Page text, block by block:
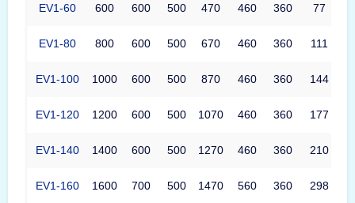
EV1-60 600 600 500 470 460 360 77
EV1-80 800 600 500 670 460 360 111
EV1-100 1000 600 500 870 460 360 144
EV1-120 1200 600 500 1070 460 360 177
EV1-140 1400 600 500 1270 460 360 210
EV1-160 1600 700 500 1470 560 360 298